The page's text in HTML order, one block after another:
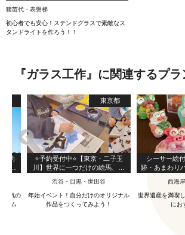
猪苗代・表磐梯
初心者でも安心！ステンドグラスで素敵なス
タンドライトを作ろう！！
『ガラス工作』に関連するプ
気功
気の
ラム
東京都
⭐️予約受付中⭐️【東京・二子玉
川】世界に一つだけの絵馬、羽
む和クラフト♪
渋谷・目黒・世田谷
年始イベント！自分だけのオリジナル
作品をつくってみよう！
シーサー絵
跡・あまわり
西海
世界遺産を満喫
にお